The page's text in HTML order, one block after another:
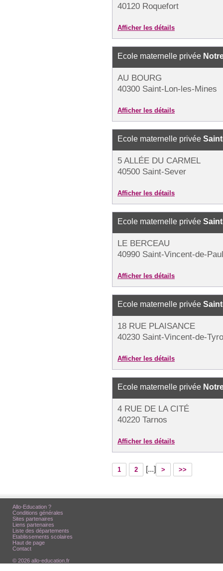
40120 Roquefort
Afficher les détails
Ecole maternelle privée
AU BOURG
40300 Saint-Lon-les-Mines
Afficher les détails
Ecole maternelle privée
5 ALLÉE DU CARMEL
40500 Saint-Sever
Afficher les détails
Ecole maternelle privée
LE BERCEAU
40990 Saint-Vincent-de-Paul
Afficher les détails
Ecole maternelle privée
18 RUE PLAISANCE
40230 Saint-Vincent-de-
Afficher les détails
Ecole maternelle privée
4 RUE DE LA CITÉ
40220 Tarnos
Afficher les détails
1 2 [...] > >>
Allo-Education ?
Conditions générales
Sites partenaires
Liens partenaires
Liste des départements
Etablissements scolaires
Haut de page
Contact
© 2026 allo-education.fr